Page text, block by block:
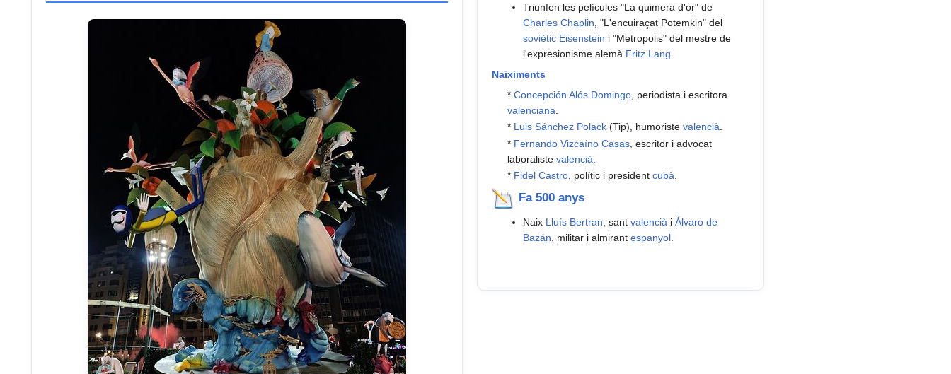
Triunfen les películes "La quimera d'or" de
Charles Chaplin , "L'encuiraçat Potemkin" del
soviètic Eisenstein i "Metropolis" del mestre de
l'expresionisme alemà Fritz Lang
Naiximents
* Concepción Alós Domingo, periodista i escritora
valenciana
* Luis Sánchez Polack(Tip), humoriste valencià
* Fernando Vizcaíno Casas, escritor i advocat
laboraliste valencià
* Fidel Castro, polític i president cubà
Fa 500 anys
Naix Lluís Bertran , santvalencià iÁlvaro de
Bazán , militar i almirantespanyol